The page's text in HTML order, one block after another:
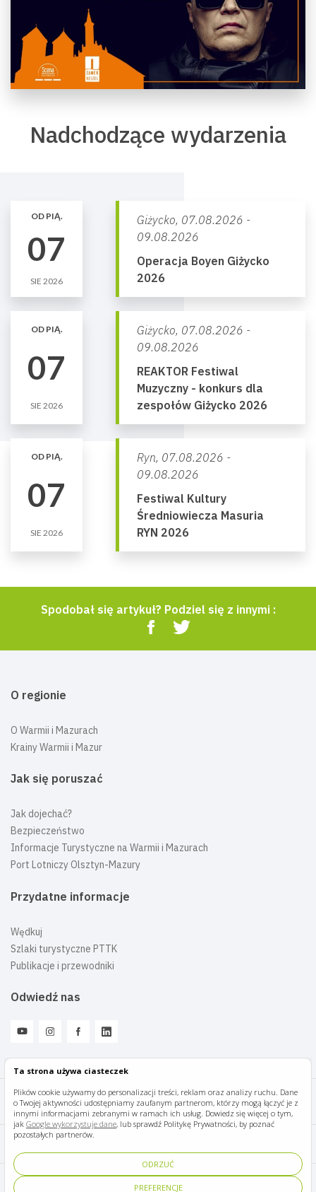
Ta strona używa ciasteczek
Plików cookie używamy do personalizacji treści, reklam oraz analizy ruchu. Dane
o Twojej aktywności udostępniamy zaufanym partnerom, którzy mogą łączyć je z
innymi informacjami zebranymi w ramach ich usług. Dowiedz się więcej o tym,
jak Google wykorzystuje dane, lub sprawdź Politykę Prywatności, by poznać
pozostałych partnerów.
ODRZUĆ
PREFERENCJE
Nadchodzące wydarzenia
OD PIĄ.
07
SIE 2026
Giżycko, 07.08.2026 -
09.08.2026
Operacja Boyen Giżycko
2026
OD PIĄ.
07
SIE 2026
Giżycko, 07.08.2026 -
09.08.2026
REAKTOR Festiwal
Muzyczny - konkurs dla
zespołów Giżycko 2026
OD PIĄ.
07
SIE 2026
Ryn, 07.08.2026 -
09.08.2026
Festiwal Kultury
Średniowiecza Masuria
RYN 2026
Spodobał się artykuł? Podziel się z innymi :
O regionie
O Warmii i Mazurach
Krainy Warmii i Mazur
Jak się poruszać
Jak dojechać?
Bezpieczeństwo
Informacje Turystyczne na Warmii i Mazurach
Port Lotniczy Olsztyn-Mazury
Przydatne informacje
Wędkuj
Szlaki turystyczne PTTK
Publikacje i przewodniki
Odwiedź nas
Mazury Travel © 2026
Polityka prywatności